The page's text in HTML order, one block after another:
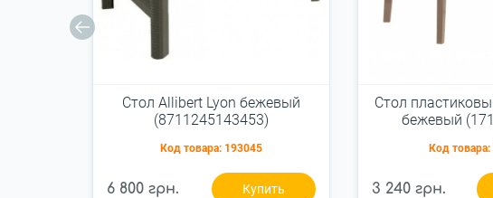
Стол Allibert Lyon бежевый
(8711245143453)
Код товара: 193045
6 800 грн. Купить
Стол
бежевый
Код товара:
3 240 грн.